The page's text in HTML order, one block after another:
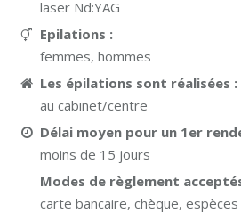
laser Nd:YAG
Epilations :
femmes, hommes
Les épilations sont réalisées :
au cabinet/centre
Délai moyen pour un 1er
moins de 15 jours
Modes de règlement
carte bancaire, chèque, espèces